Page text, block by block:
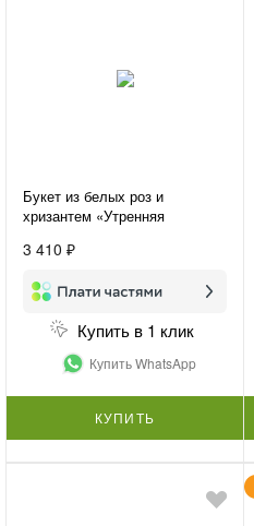
Букет из белых роз и
хризантем «Утренняя
3 410 ₽
Купить в 1 клик
Купить WhatsApp
КУПИТЬ